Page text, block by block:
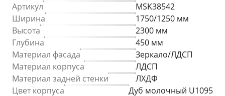
Артикул
MSK38542
Ширина
1750/1250 мм
Высота
2300 мм
Глубина
450 мм
Материал фасада
Зеркало/ЛДСП
Материал корпуса
ЛДСП
Материал задней стенки
ЛХДФ
Цвет корпуса
Дуб молочный U1095